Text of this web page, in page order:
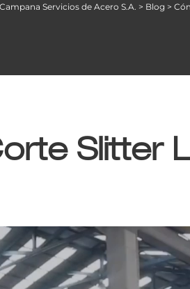
Servicios de Acero S.A. > Blog >
Slitter